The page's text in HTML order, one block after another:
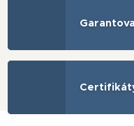
Certifikáty